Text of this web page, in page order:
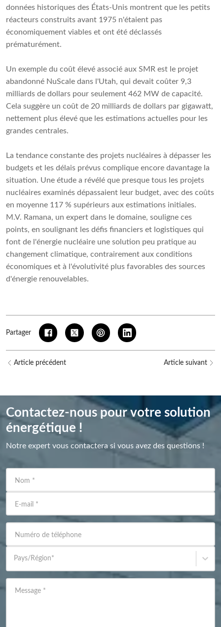
données historiques des États-Unis montrent que les petits
réacteurs construits avant 1975 n'étaient pas
économiquement viables et ont été déclassés
prématurément.
Un exemple du coût élevé associé aux SMR est le projet
abandonné NuScale dans l'Utah, qui devait coûter 9,3
milliards de dollars pour seulement 462 MW de capacité.
Cela suggère un coût de 20 milliards de dollars par gigawatt,
nettement plus élevé que les estimations actuelles pour les
grandes centrales.
La tendance constante des projets nucléaires à dépasser les
budgets et les délais prévus complique encore davantage la
situation. Une étude a révélé que presque tous les projets
nucléaires examinés dépassaient leur budget, avec des coûts
en moyenne 117 % supérieurs aux estimations initiales.
M.V. Ramana, un expert dans le domaine, souligne ces
points, en soulignant les défis financiers et logistiques qui
font de l'énergie nucléaire une solution peu pratique au
changement climatique, contrairement aux conditions
économiques et à l'évolutivité plus favorables des sources
d'énergie renouvelables.
Partager
Article précédent Article suivant
Contactez-nous pour votre solution
énergétique !
Notre expert vous contactera si vous avez des questions !
Nom *
E-mail *
Numéro de téléphone
Pays/Région*
Message *